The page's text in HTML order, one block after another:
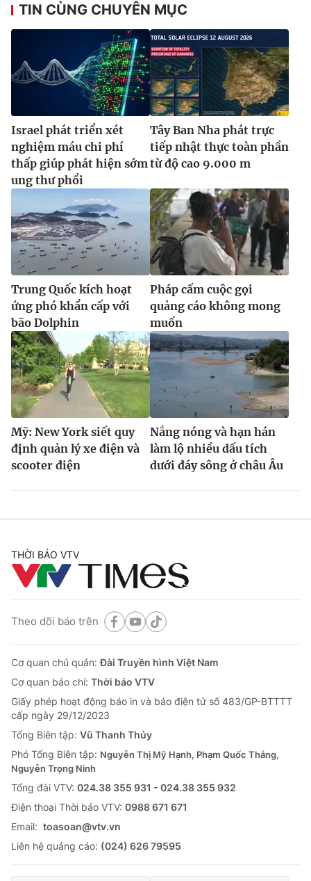
® Cấm sao chép dưới mọi hình thức nếu không có sự chấp
thuận bằng văn bản. Ghi rõ nguồn VTV.vn khi phát hành lại
thông tin từ website này.
TIN CÙNG CHUYÊN MỤC
Israel phát triển xét
nghiệm máu chi phí
thấp giúp phát hiện sớm
ung thư phổi
Tây Ban Nha phát trực
tiếp nhật thực toàn phần
từ độ cao 9.000 m
Trung Quốc kích hoạt
ứng phó khẩn cấp với
bão Dolphin
Pháp cấm cuộc gọi
quảng cáo không mong
muốn
Mỹ: New York siết quy
định quản lý xe điện và
scooter điện
Nắng nóng và hạn hán
làm lộ nhiều dấu tích
dưới đáy sông ở châu Âu
THỜI BÁO VTV
Theo dõi báo trên
Cơ quan chủ quản:Đài Truyền hình Việt Nam
Cơ quan báo chí: Thời báo VTV
Giấy phép hoạt động báo in và báo điện tử số 483/GP-BTTTT
cấp ngày 29/12/2023
Tổng Biên tập: Vũ Thanh Thủy
Phó Tổng Biên tập: Nguyễn Thị Mỹ Hạnh, Phạm Quốc Thắng,
Nguyễn Trọng Ninh
Tổng đài VTV: 024.38 355 931 - 024.38 355 932
Ðiện thoại Thời báo VTV: 0988 671 671
Email: toasoan@vtv.vn
Liên hệ quảng cáo: (024) 626 79595